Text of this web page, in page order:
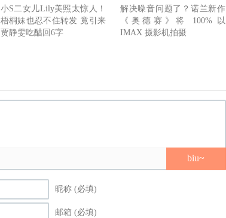
小S二女儿Lily美照太惊人！
梧桐妹也忍不住转发 竟引来
贾静雯吃醋回6字
解决噪音问题了？诺兰新作
《奥德赛》将 100% 以
IMAX 摄影机拍摄
biu~
昵称 (必填)
邮箱 (必填)